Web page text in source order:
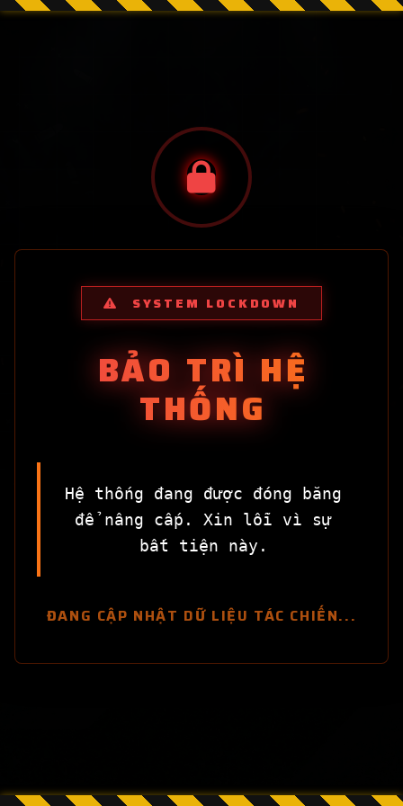
SYSTEM LOCKDOWN
BẢO TRÌ HỆ
THỐNG
Hệ thống đang được đóng băng
để nâng cấp. Xin lỗi vì sự
bất tiện này.
ĐANG CẬP NHẬT DỮ LIỆU TÁC CHIẾN...